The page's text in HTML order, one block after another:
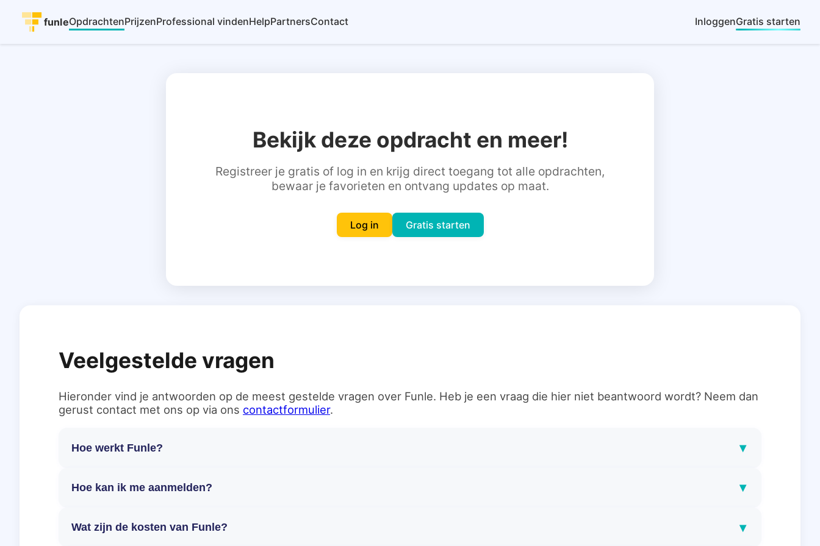
funleOpdrachtenPrijzenProfessional vindenHelpPartnersContact InloggenGratis starten
Bekijk deze opdracht en meer!
Registreer je gratis of log in en krijg direct toegang tot alle opdrachten,
bewaar je favorieten en ontvang updates op maat.
Log in Gratis starten
Veelgestelde vragen
Hieronder vind je antwoorden op de meest gestelde vragen over Funle. Heb je een vraag die hier niet beantwoord wordt? Neem dan
gerust contact met ons op via ons contactformulier.
Hoe werkt Funle? ▾
Hoe kan ik me aanmelden? ▾
Wat zijn de kosten van Funle? ▾